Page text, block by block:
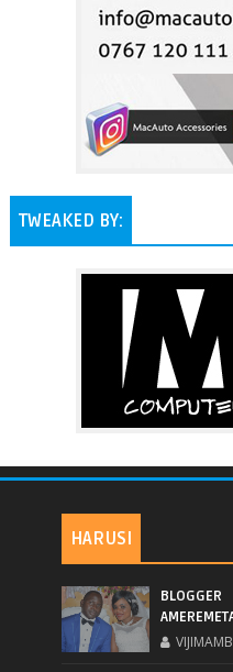
TWEAKED BY:
HARUSI